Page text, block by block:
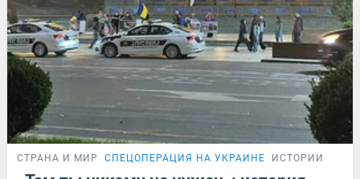
СТРАНА И МИР СПЕЦОПЕРАЦИЯ НА УКРАИНЕ ИСТОРИИ